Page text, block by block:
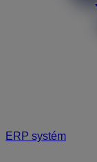
ERP systém